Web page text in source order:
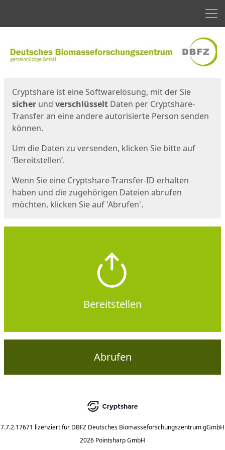
Cryptshare ist eine Softwarelösung, mit der Sie
sicher und verschlüsselt Daten per Cryptshare-
Transfer an eine andere autorisierte Person senden
können.
Um die Daten zu versenden, klicken Sie bitte auf
‘Bereitstellen’.
Wenn Sie eine Cryptshare-Transfer-ID erhalten
haben und die zugehörigen Dateien abrufen
möchten, klicken Sie auf 'Abrufen'.
Bereitstellen
Abrufen
7.7.2.17671 lizenziert für DBFZ Deutsches Biomasseforschungszentrum gGmbH
2026 Pointsharp GmbH